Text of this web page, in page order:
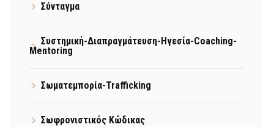
Σύνταγμα
Συστημική-Διαπραγμάτευση-Ηγεσία-Coaching-
Mentoring
Σωματεμπορία-Trafficking
Σωφρονιστικός Κώδικας